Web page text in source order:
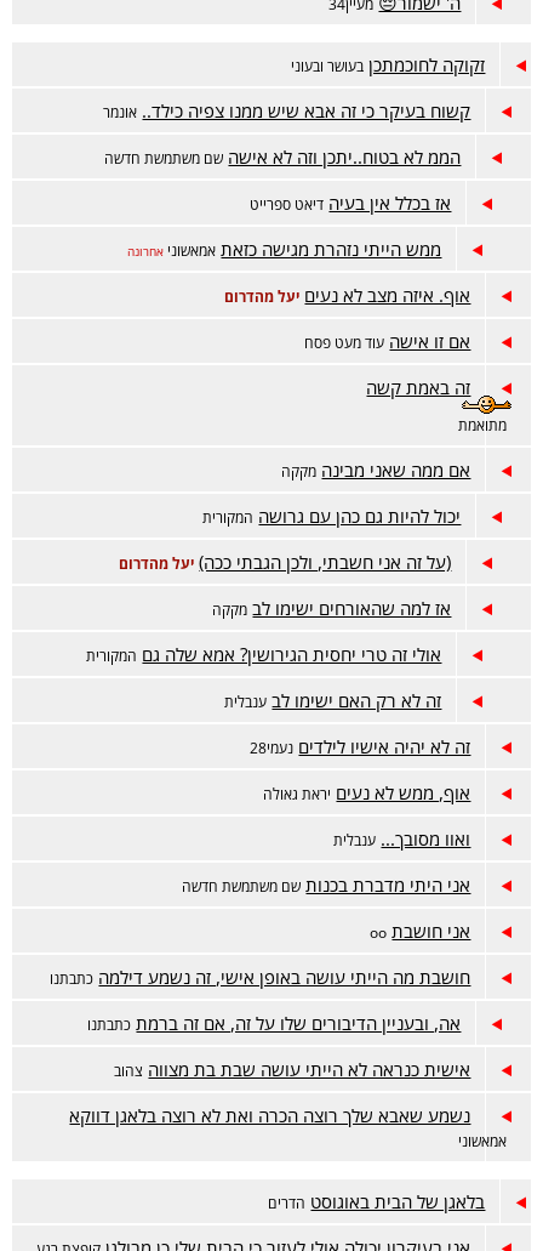
זקוקה לחוכמתכן בעושר ובעוני
קשוח בעיקר כי זה אבא שיש ממנו צפיה כילד.. אונמר
הממ לא בטוח..יתכן וזה לא אישה שם משתמשת חדשה
אז בכלל אין בעיה דיאט ספרייט
ממש הייתי נזהרת מגישה כזאת אמאשוני אחרונה
אוף. איזה מצב לא נעים יעל מהדרום
אם זו אישה עוד מעט פסח
זה באמת קשה
מתואמת
אם ממה שאני מבינה מקקה
יכול להיות גם כהן עם גרושה המקורית
(על זה אני חשבתי, ולכן הגבתי ככה) יעל מהדרום
אז למה שהאורחים ישימו לב מקקה
אולי זה טרי יחסית הגירושין? אמא שלה גם המקורית
זה לא רק האם ישימו לב ענבלית
זה לא יהיה אישיו לילדים נעמי28
אוף, ממש לא נעים יראת גאולה
ואוו מסובך... ענבלית
אני היתי מדברת בכנות שם משתמשת חדשה
אני חושבת oo
חושבת מה הייתי עושה באופן אישי, זה נשמע דילמה כתבתנו
אה, ובעניין הדיבורים שלו על זה, אם זה ברמת כתבתנו
אישית כנראה לא הייתי עושה שבת בת מצווה צהוב
נשמע שאבא שלך רוצה הכרה ואת לא רוצה בלאגן דווקא
אמאשוני
בלאגן של הבית באוגוסט הדרים